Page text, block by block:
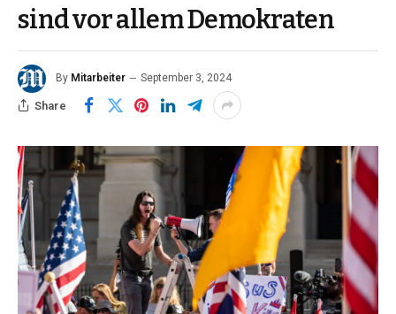
sind vor allem Demokraten
By Mitarbeiter September 3, 2024
Share